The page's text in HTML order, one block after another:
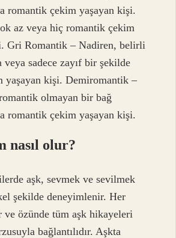
romantik çekim yaşayan kişi.
az veya hiç romantik çekim
Gri Romantik – Nadiren, belirli
veya sadece zayıf bir şekilde
yaşayan kişi. Demiromantik –
olmayan bir bağ
romantik çekim yaşayan kişi.
nasıl olur?
aşk, sevmek ve sevilmek
şekilde deneyimlenir. Her
ve özünde tüm aşk hikayeleri
bağlantılıdır. Aşkta